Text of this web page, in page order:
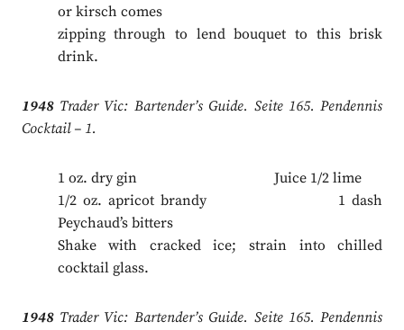
or kirsch comes
zipping through to lend bouquet to this brisk
drink.
1948Trader Vic: Bartender’s Guide. Seite 165. Pendennis
Cocktail – 1.
1 oz. dry gin Juice 1/2 lime
1/2 oz. apricot brandy 1 dash
Peychaud’s bitters
Shake with cracked ice; strain into chilled
cocktail glass.
1948Trader Vic: Bartender’s Guide. Seite 165. Pendennis